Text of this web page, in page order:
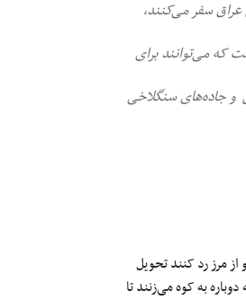
عراق سفر می‌کنند،
که می‌توانند برای
زمستان و جاده‌های سنگلاخی
و از مرز رد کنند تحویل
به کوه می‌زنند تا